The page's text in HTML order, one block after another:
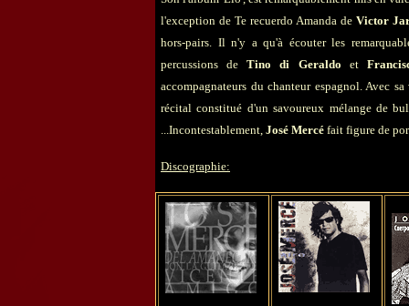
l'exception de Te recuerdo Amanda de Victor
hors-pairs. Il n'y a qu'à écouter les
percussions deTino di Geraldo et
accompagnateurs du chanteur espagnol. Avec
récital constitué d'un savoureux mélange de
...Incontestablement, José Mercé fait figure de
Discographie: